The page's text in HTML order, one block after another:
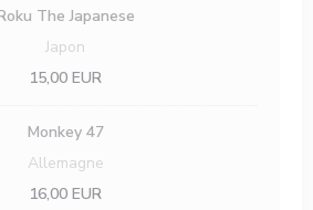
The Japanese
Japon
15,00 EUR
Monkey 47
Allemagne
16,00 EUR